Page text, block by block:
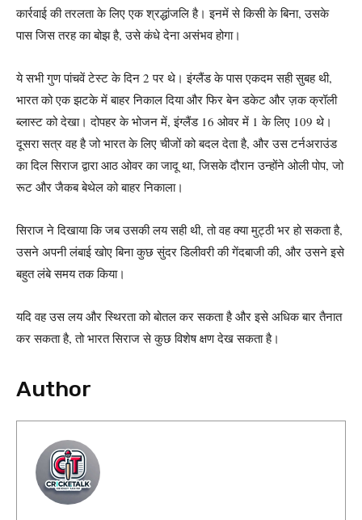
कार्रवाई की तरलता के लिए एक श्रद्धांजलि है। इनमें से किसी के बिना, उसके
पास जिस तरह का बोझ है, उसे कंधे देना असंभव होगा।
ये सभी गुण पांचवें टेस्ट के दिन 2 पर थे। इंग्लैंड के पास एकदम सही सुबह थी,
भारत को एक झटके में बाहर निकाल दिया और फिर बेन डकेट और ज़क क्रॉली
ब्लास्ट को देखा। दोपहर के भोजन में, इंग्लैंड 16 ओवर में 1 के लिए 109 थे।
दूसरा सत्र वह है जो भारत के लिए चीजों को बदल देता है, और उस टर्नअराउंड
का दिल सिराज द्वारा आठ ओवर का जादू था, जिसके दौरान उन्होंने ओली पोप, जो
रूट और जैकब बेथेल को बाहर निकाला।
सिराज ने दिखाया कि जब उसकी लय सही थी, तो वह क्या मुट्ठी भर हो सकता है,
उसने अपनी लंबाई खोए बिना कुछ सुंदर डिलीवरी की गेंदबाजी की, और उसने इसे
बहुत लंबे समय तक किया।
यदि वह उस लय और स्थिरता को बोतल कर सकता है और इसे अधिक बार तैनात
कर सकता है, तो भारत सिराज से कुछ विशेष क्षण देख सकता है।
Author